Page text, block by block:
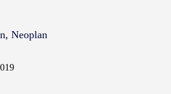
Neoplan